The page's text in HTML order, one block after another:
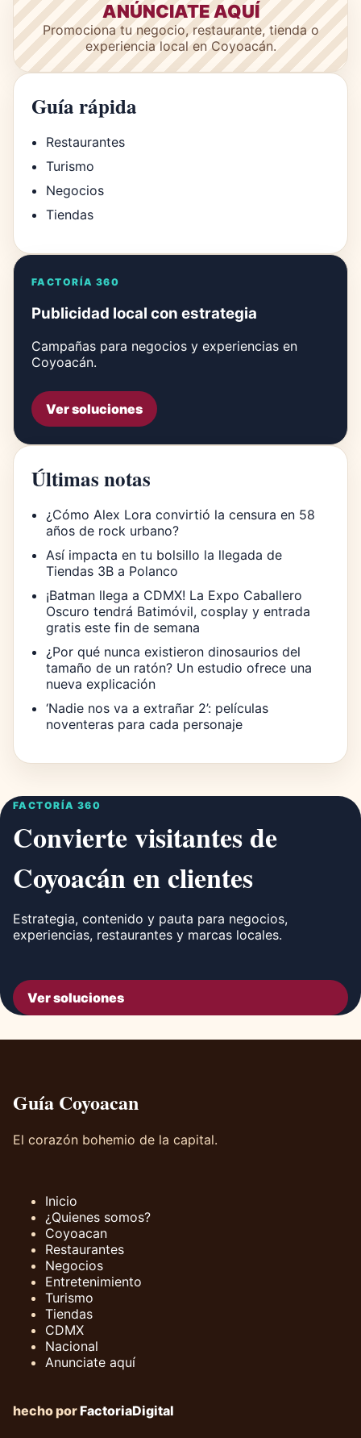
ANÚNCIATE AQUÍ
Promociona tu negocio, restaurante, tienda o
experiencia local en Coyoacán.
Guía rápida
Restaurantes
Turismo
Negocios
Tiendas
FACTORÍA 360
Publicidad local con estrategia
Campañas para negocios y experiencias en
Coyoacán.
Ver soluciones
Últimas notas
¿Cómo Alex Lora convirtió la censura en 58
años de rock urbano?
Así impacta en tu bolsillo la llegada de
Tiendas 3B a Polanco
¡Batman llega a CDMX! La Expo Caballero
Oscuro tendrá Batimóvil, cosplay y entrada
gratis este fin de semana
¿Por qué nunca existieron dinosaurios del
tamaño de un ratón? Un estudio ofrece una
nueva explicación
‘Nadie nos va a extrañar 2’: películas
noventeras para cada personaje
FACTORÍA 360
Convierte visitantes de
Coyoacán en clientes
Estrategia, contenido y pauta para negocios,
experiencias, restaurantes y marcas locales.
Ver soluciones
Guía Coyoacan
El corazón bohemio de la capital.
Inicio
¿Quienes somos?
Coyoacan
Restaurantes
Negocios
Entretenimiento
Turismo
Tiendas
CDMX
Nacional
Anunciate aquí
hecho porFactoriaDigital